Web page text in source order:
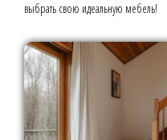
выбрать свою идеальную мебель!